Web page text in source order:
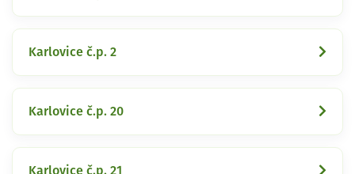
Karlovice č.p. 2
Karlovice č.p. 20
Karlovice č.p. 21